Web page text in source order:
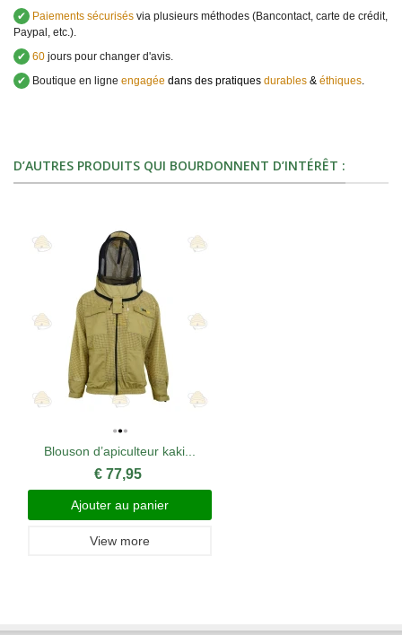
✔
Paiements sécurisés via plusieurs méthodes (Bancontact, carte de crédit,
Paypal, etc.).
✔ 60 jours pour changer d'avis.
✔
Boutique en ligne engagée dans des pratiques durables & éthiques.
D’AUTRES PRODUITS QUI BOURDONNENT D’INTÉRÊT :
Blouson d’apiculteur kaki...
€ 77,95
Ajouter au panier
View more